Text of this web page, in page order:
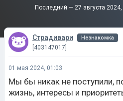
Последний — 27 августа
Страдивари Незнакомка
[403147017]
01 мая 2024, 01:03
Мы бы никак не поступили,
жизнь, интересы и